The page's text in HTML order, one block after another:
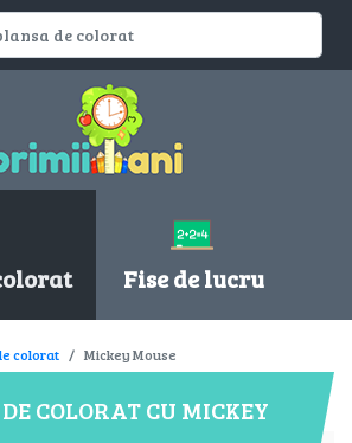
Fise de lucru
colorat Mickey Mouse
COLORAT CU MICKEY